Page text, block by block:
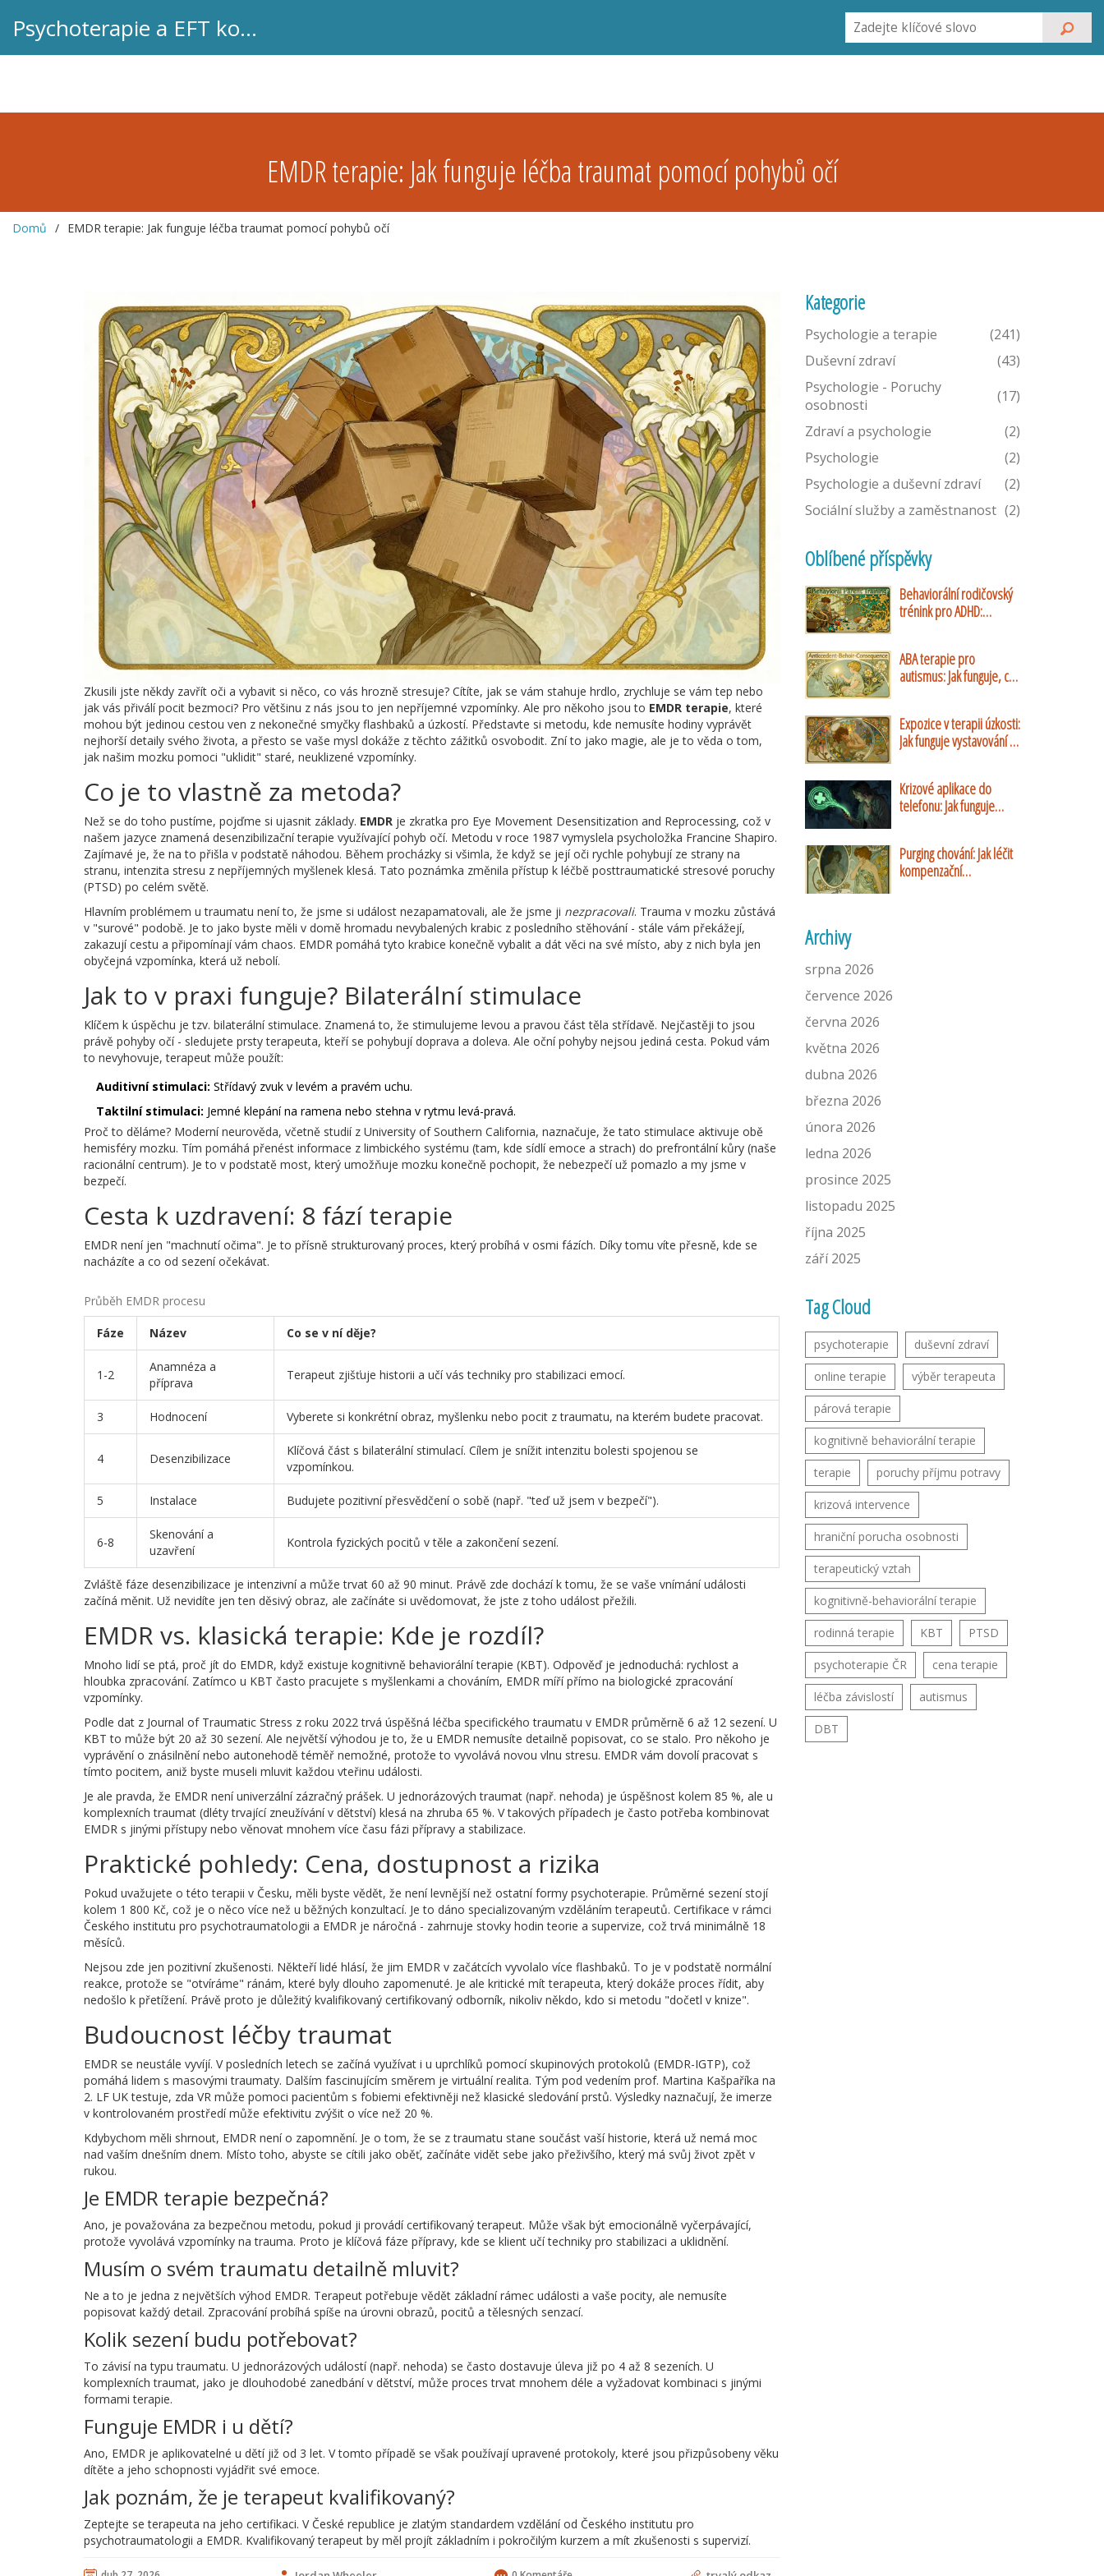
Psychoterapie a EFT koučink
EMDR terapie: Jak funguje léčba traumat pomocí pohybů očí
Domů EMDR terapie: Jak funguje léčba traumat pomocí pohybů očí
Zkusili jste někdy zavřít oči a vybavit si něco, co vás hrozně stresuje? Cítíte, jak se vám stahuje hrdlo, zrychluje se vám tep nebo
jak vás přiválí pocit bezmoci? Pro většinu z nás jsou to jen nepříjemné vzpomínky. Ale pro někoho jsou to EMDR terapie, které
mohou být jedinou cestou ven z nekonečné smyčky flashbaků a úzkostí. Představte si metodu, kde nemusíte hodiny vyprávět
nejhorší detaily svého života, a přesto se vaše mysl dokáže z těchto zážitků osvobodit. Zní to jako magie, ale je to věda o tom,
jak našim mozku pomoci "uklidit" staré, neuklizené vzpomínky.
Co je to vlastně za metoda?
Než se do toho pustíme, pojďme si ujasnit základy. EMDR je zkratka pro Eye Movement Desensitization and Reprocessing, což v
našem jazyce znamená desenzibilizační terapie využívající pohyb očí. Metodu v roce 1987 vymyslela psycholožka Francine Shapiro.
Zajímavé je, že na to přišla v podstatě náhodou. Během procházky si všimla, že když se její oči rychle pohybují ze strany na
stranu, intenzita stresu z nepříjemných myšlenek klesá. Tato poznámka změnila přístup k léčbě posttraumatické stresové poruchy
(PTSD) po celém světě.
Hlavním problémem u traumatu není to, že jsme si událost nezapamatovali, ale že jsme ji nezpracovali. Trauma v mozku zůstává
v "surové" podobě. Je to jako byste měli v domě hromadu nevybalených krabic z posledního stěhování - stále vám překážejí,
zakazují cestu a připomínají vám chaos. EMDR pomáhá tyto krabice konečně vybalit a dát věci na své místo, aby z nich byla jen
obyčejná vzpomínka, která už nebolí.
Jak to v praxi funguje? Bilaterální stimulace
Klíčem k úspěchu je tzv. bilaterální stimulace. Znamená to, že stimulujeme levou a pravou část těla střídavě. Nejčastěji to jsou
právě pohyby očí - sledujete prsty terapeuta, kteří se pohybují doprava a doleva. Ale oční pohyby nejsou jediná cesta. Pokud vám
to nevyhovuje, terapeut může použít:
Auditivní stimulaci: Střídavý zvuk v levém a pravém uchu.
Taktilní stimulaci: Jemné klepání na ramena nebo stehna v rytmu levá-pravá.
Proč to děláme? Moderní neurověda, včetně studií z University of Southern California, naznačuje, že tato stimulace aktivuje obě
hemisféry mozku. Tím pomáhá přenést informace z limbického systému (tam, kde sídlí emoce a strach) do prefrontální kůry (naše
racionální centrum). Je to v podstatě most, který umožňuje mozku konečně pochopit, že nebezpečí už pomazlo a my jsme v
bezpečí.
Cesta k uzdravení: 8 fází terapie
EMDR není jen "machnutí očima". Je to přísně strukturovaný proces, který probíhá v osmi fázích. Díky tomu víte přesně, kde se
nacházíte a co od sezení očekávat.
Průběh EMDR procesu
Fáze Název Co se v ní děje?
1-2
Anamnéza a
příprava
Terapeut zjišťuje historii a učí vás techniky pro stabilizaci emocí.
3 Hodnocení Vyberete si konkrétní obraz, myšlenku nebo pocit z traumatu, na kterém budete pracovat.
4 Desenzibilizace
Klíčová část s bilaterální stimulací. Cílem je snížit intenzitu bolesti spojenou se
vzpomínkou.
5 Instalace Budujete pozitivní přesvědčení o sobě (např. "teď už jsem v bezpečí").
6-8
Skenování a
uzavření
Kontrola fyzických pocitů v těle a zakončení sezení.
Zvláště fáze desenzibilizace je intenzivní a může trvat 60 až 90 minut. Právě zde dochází k tomu, že se vaše vnímání události
začíná měnit. Už nevidíte jen ten děsivý obraz, ale začínáte si uvědomovat, že jste z toho událost přežili.
EMDR vs. klasická terapie: Kde je rozdíl?
Mnoho lidí se ptá, proč jít do EMDR, když existuje kognitivně behaviorální terapie (KBT). Odpověď je jednoduchá: rychlost a
hloubka zpracování. Zatímco u KBT často pracujete s myšlenkami a chováním, EMDR míří přímo na biologické zpracování
vzpomínky.
Podle dat z Journal of Traumatic Stress z roku 2022 trvá úspěšná léčba specifického traumatu v EMDR průměrně 6 až 12 sezení. U
KBT to může být 20 až 30 sezení. Ale největší výhodou je to, že u EMDR nemusíte detailně popisovat, co se stalo. Pro někoho je
vyprávění o znásilnění nebo autonehodě téměř nemožné, protože to vyvolává novou vlnu stresu. EMDR vám dovolí pracovat s
tímto pocitem, aniž byste museli mluvit každou vteřinu události.
Je ale pravda, že EMDR není univerzální zázračný prášek. U jednorázových traumat (např. nehoda) je úspěšnost kolem 85 %, ale u
komplexních traumat (dléty trvající zneužívání v dětství) klesá na zhruba 65 %. V takových případech je často potřeba kombinovat
EMDR s jinými přístupy nebo věnovat mnohem více času fázi přípravy a stabilizace.
Praktické pohledy: Cena, dostupnost a rizika
Pokud uvažujete o této terapii v Česku, měli byste vědět, že není levnější než ostatní formy psychoterapie. Průměrné sezení stojí
kolem 1 800 Kč, což je o něco více než u běžných konzultací. Je to dáno specializovaným vzděláním terapeutů. Certifikace v rámci
Českého institutu pro psychotraumatologii a EMDR je náročná - zahrnuje stovky hodin teorie a supervize, což trvá minimálně 18
měsíců.
Nejsou zde jen pozitivní zkušenosti. Někteří lidé hlásí, že jim EMDR v začátcích vyvolalo více flashbaků. To je v podstatě normální
reakce, protože se "otvíráme" ránám, které byly dlouho zapomenuté. Je ale kritické mít terapeuta, který dokáže proces řídit, aby
nedošlo k přetížení. Právě proto je důležitý kvalifikovaný certifikovaný odborník, nikoliv někdo, kdo si metodu "dočetl v knize".
Budoucnost léčby traumat
EMDR se neustále vyvíjí. V posledních letech se začíná využívat i u uprchlíků pomocí skupinových protokolů (EMDR-IGTP), což
pomáhá lidem s masovými traumaty. Dalším fascinujícím směrem je virtuální realita. Tým pod vedením prof. Martina Kašpaříka na
2. LF UK testuje, zda VR může pomoci pacientům s fobiemi efektivněji než klasické sledování prstů. Výsledky naznačují, že imerze
v kontrolovaném prostředí může efektivitu zvýšit o více než 20 %.
Kdybychom měli shrnout, EMDR není o zapomnění. Je o tom, že se z traumatu stane součást vaší historie, která už nemá moc
nad vaším dnešním dnem. Místo toho, abyste se cítili jako oběť, začínáte vidět sebe jako přeživšího, který má svůj život zpět v
rukou.
Je EMDR terapie bezpečná?
Ano, je považována za bezpečnou metodu, pokud ji provádí certifikovaný terapeut. Může však být emocionálně vyčerpávající,
protože vyvolává vzpomínky na trauma. Proto je klíčová fáze přípravy, kde se klient učí techniky pro stabilizaci a uklidnění.
Musím o svém traumatu detailně mluvit?
Ne a to je jedna z největších výhod EMDR. Terapeut potřebuje vědět základní rámec události a vaše pocity, ale nemusíte
popisovat každý detail. Zpracování probíhá spíše na úrovni obrazů, pocitů a tělesných senzací.
Kolik sezení budu potřebovat?
To závisí na typu traumatu. U jednorázových událostí (např. nehoda) se často dostavuje úleva již po 4 až 8 sezeních. U
komplexních traumat, jako je dlouhodobé zanedbání v dětství, může proces trvat mnohem déle a vyžadovat kombinaci s jinými
formami terapie.
Funguje EMDR i u dětí?
Ano, EMDR je aplikovatelné u dětí již od 3 let. V tomto případě se však používají upravené protokoly, které jsou přizpůsobeny věku
dítěte a jeho schopnosti vyjádřit své emoce.
Jak poznám, že je terapeut kvalifikovaný?
Zeptejte se terapeuta na jeho certifikaci. V České republice je zlatým standardem vzdělání od Českého institutu pro
psychotraumatologii a EMDR. Kvalifikovaný terapeut by měl projít základním i pokročilým kurzem a mít zkušenosti s supervizí.
Kategorie
Psychologie a terapie
(241)
Duševní zdraví
(43)
Psychologie - Poruchy
osobnosti
(17)
Zdraví a psychologie
(2)
Psychologie
(2)
Psychologie a duševní zdraví
(2)
Sociální služby a zaměstnanost (2)
Oblíbené příspěvky
Behaviorální rodičovský
trénink pro ADHD:
ABA terapie pro
autismus: Jak funguje, co
Expozice v terapii úzkosti:
Jak funguje vystavování a
Krizové aplikace do
telefonu: Jak funguje
Purging chování: Jak léčit
kompenzační
Archivy
srpna 2026
července 2026
června 2026
května 2026
dubna 2026
března 2026
února 2026
ledna 2026
prosince 2025
listopadu 2025
října 2025
září 2025
Tag Cloud
psychoterapie duševní zdraví
online terapie výběr terapeuta
párová terapie
kognitivně behaviorální terapie
terapie poruchy příjmu potravy
krizová intervence
hraniční porucha osobnosti
terapeutický vztah
kognitivně-behaviorální terapie
rodinná terapie KBT PTSD
psychoterapie ČR cena terapie
léčba závislostí autismus
DBT